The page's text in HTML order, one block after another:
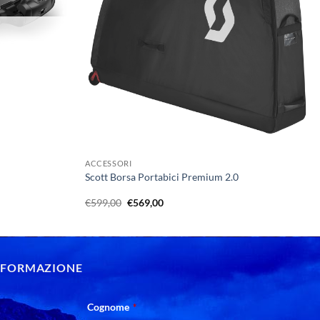
ACCESSORI
Scott Borsa Portabici Premium 2.0
€599,00 Il
prezzo
€569,00Il
Cognome *